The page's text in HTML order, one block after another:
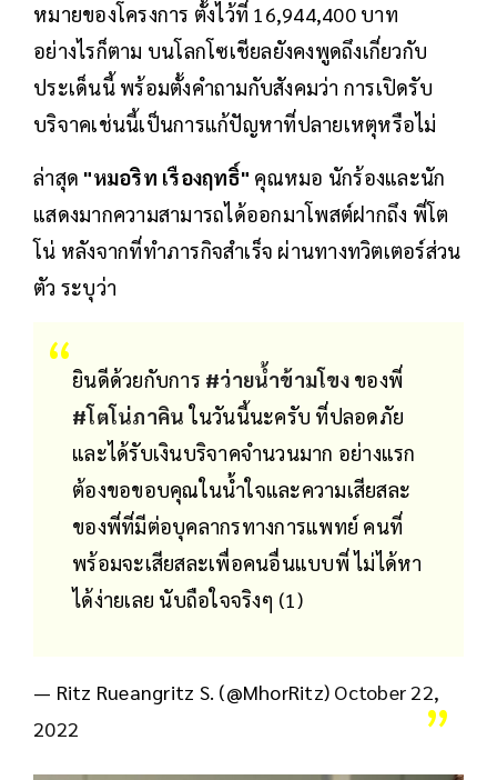
หมายของโครงการ ตั้งไว้ที่ 16,944,400 บาท
อย่างไรก็ตาม บนโลกโซเชียลยังคงพูดถึงเกี่ยวกับ
ประเด็นนี้ พร้อมตั้งคำถามกับสังคมว่า การเปิดรับ
บริจาคเช่นนี้เป็นการแก้ปัญหาที่ปลายเหตุหรือไม่
ล่าสุด "หมอริท เรืองฤทธิ์" คุณหมอ นักร้องและนัก
แสดงมากความสามารถได้ออกมาโพสต์ฝากถึง พี่โต
โน่ หลังจากที่ทำภารกิจสำเร็จ ผ่านทางทวิตเตอร์ส่วน
ตัว ระบุว่า
ยินดีด้วยกับการ #ว่ายน้ำข้ามโขงของพี่
#โตโน่ภาคิน ในวันนี้นะครับ ที่ปลอดภัย
และได้รับเงินบริจาคจำนวนมาก อย่างแรก
ต้องขอขอบคุณในน้ำใจและความเสียสละ
ของพี่ที่มีต่อบุคลากรทางการแพทย์ คนที่
พร้อมจะเสียสละเพื่อคนอื่นแบบพี่ ไม่ได้หา
ได้ง่ายเลย นับถือใจจริงๆ (1)
— Ritz Rueangritz S. (@MhorRitz) October 22,
2022